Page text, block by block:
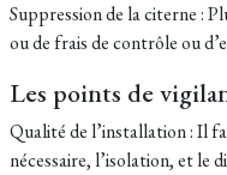
Suppression de la citerne :
ou de frais de contrôle ou
Les points de
Qualité de l’installation : Il
nécessaire, l’isolation, et le